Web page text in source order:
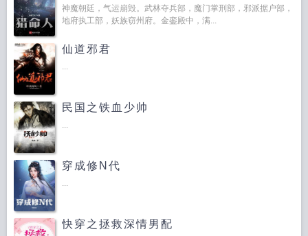
神魔朝廷，气运崩毁。武林夺兵部，魔门掌刑部，邪派据户部，
地府执工部，妖族窃州府。金銮殿中，满...
仙道邪君
...
民国之铁血少帅
...
穿成修N代
...
快穿之拯救深情男配